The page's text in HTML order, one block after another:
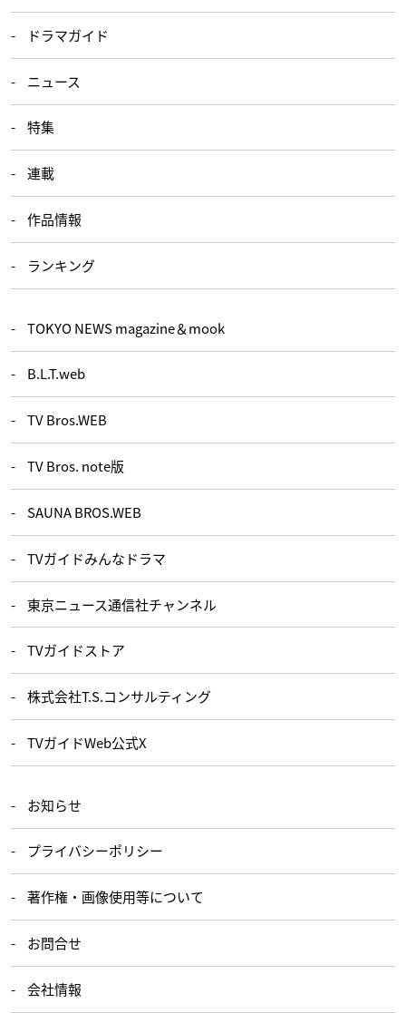
ドラマガイド
ニュース
特集
連載
作品情報
ランキング
TOKYO NEWS magazine＆mook
B.L.T.web
TV Bros.WEB
TV Bros. note版
SAUNA BROS.WEB
TVガイドみんなドラマ
東京ニュース通信社チャンネル
TVガイドストア
株式会社T.S.コンサルティング
TVガイドWeb公式X
お知らせ
プライバシーポリシー
著作権・画像使用等について
お問合せ
会社情報